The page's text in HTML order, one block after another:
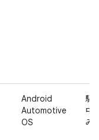
Android
Automotive
OS
駐
中
み